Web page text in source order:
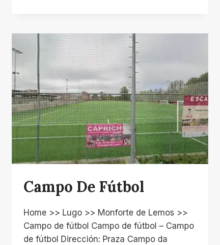
Campo De Fútbol
Home >> Lugo >> Monforte de Lemos >>
Campo de fútbol Campo de fútbol – Campo
de fútbol Dirección: Praza Campo da